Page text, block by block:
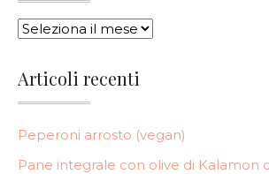
ARCHIVI
Articoli recenti
Peperoni arrosto (vegan)
Pane integrale con olive di Kalamon